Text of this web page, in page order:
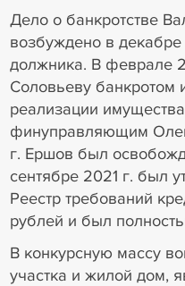
Дело о банкротстве
возбуждено в
должника. В феврале
Соловьеву банкротом
реализации
финуправляющим
г. Ершов был
сентябре 2021 г. был
Реестр требований
рублей и был
В конкурсную массу
участка и жилой дом,